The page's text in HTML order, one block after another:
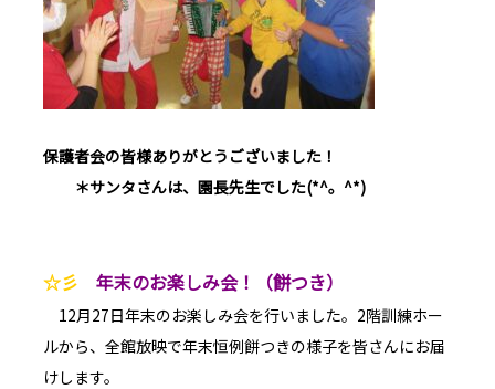
保護者会の皆様ありがとうございました！
＊サンタさんは、園長先生でした(*^。^*)
☆彡 年末のお楽しみ会！（餅つき）
12月27日年末のお楽しみ会を行いました。2階訓練ホー
ルから、全館放映で年末恒例餅つきの様子を皆さんにお届
けします。